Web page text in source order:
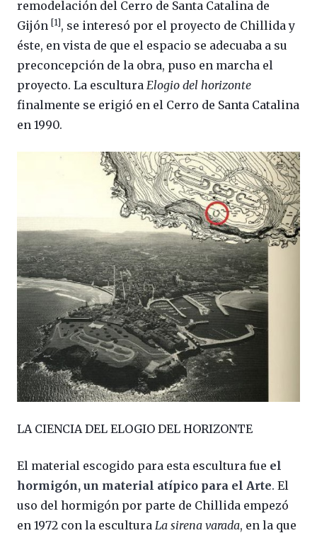
remodelación del Cerro de Santa Catalina de
Gijón [1], se interesó por el proyecto de Chillida y
éste, en vista de que el espacio se adecuaba a su
preconcepción de la obra, puso en marcha el
proyecto. La escultura Elogio del horizonte
finalmente se erigió en el Cerro de Santa Catalina
en 1990.
LA CIENCIA DEL ELOGIO DEL HORIZONTE
El material escogido para esta escultura fue el
hormigón, un material atípico para el Arte. El
uso del hormigón por parte de Chillida empezó
en 1972 con la escultura La sirena varada, en la que